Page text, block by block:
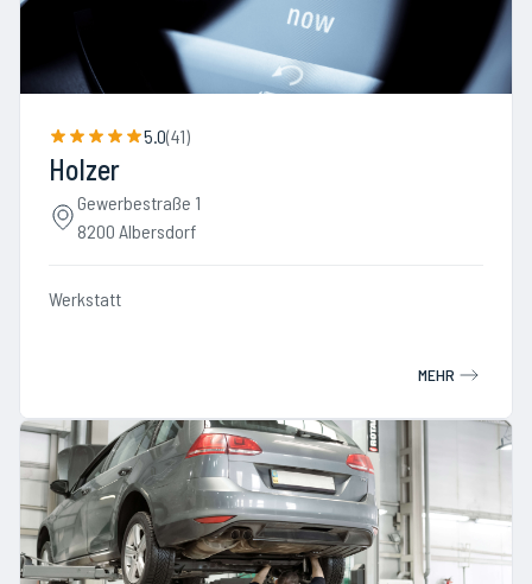
5.0(41)
Holzer
Gewerbestraße 1
8200 Albersdorf
Werkstatt
MEHR